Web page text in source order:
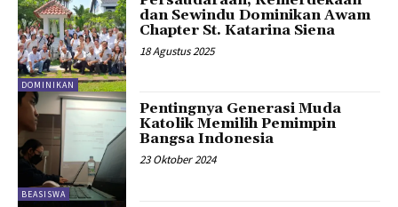
DOMINIKAN
dan Sewindu Dominikan Awam
Chapter St. Katarina Siena
18 Agustus 2025
BEASISWA
Pentingnya Generasi Muda
Katolik Memilih Pemimpin
Bangsa Indonesia
23 Oktober 2024